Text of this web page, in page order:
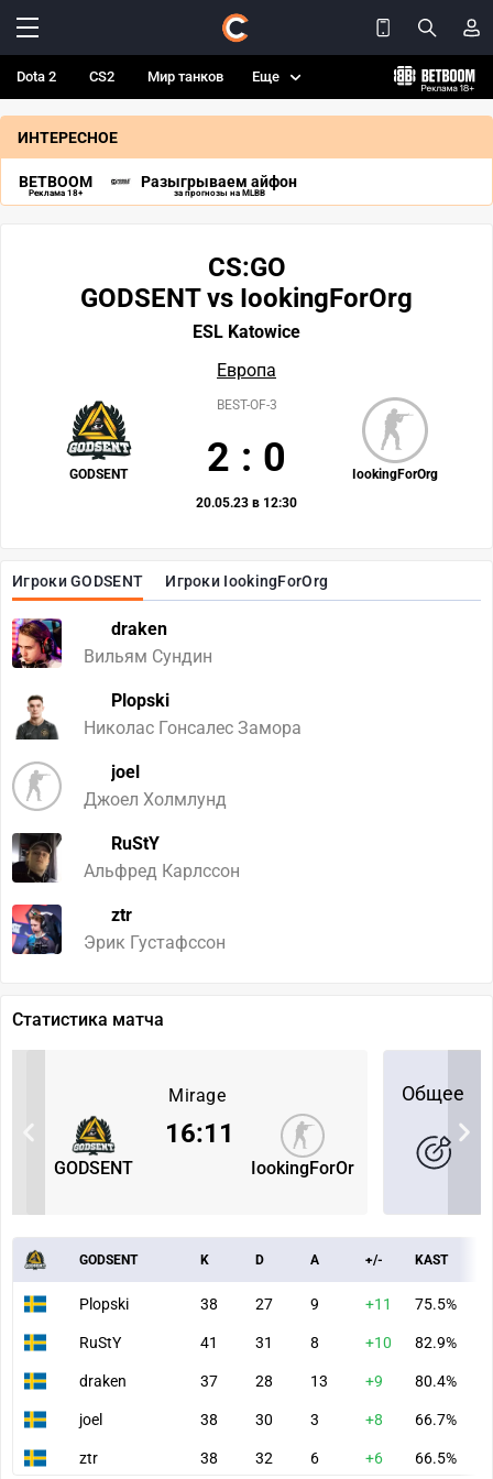
Dota 2 CS2 Мир танков Еще
ИНТЕРЕСНОЕ
BETBOOM
Реклама 18+
Разыгрываем айфон
за прогнозы на MLBB
Игроки GODSENT Игроки IookingForOrg
draken
Вильям Сундин
Plopski
Николас Гонсалес Замора
joel
Джоел Холмлунд
RuStY
Альфред Карлссон
ztr
Эрик Густафссон
CS:GO
GODSENT vs IookingForOrg
ESL Katowice
Европа
GODSENT IookingForOrg
BEST-OF-3
2 : 0
20.05.23 в 12:30
Статистика матча
Mirage
GODSENT IookingForOr
16:11
Общее
GODSENT K D A +/- KAST
Plopski 38 27 9 +11 75.5%
RuStY 41 31 8 +10 82.9%
draken 37 28 13 +9 80.4%
joel 38 30 3 +8 66.7%
ztr 38 32 6 +6 66.5%